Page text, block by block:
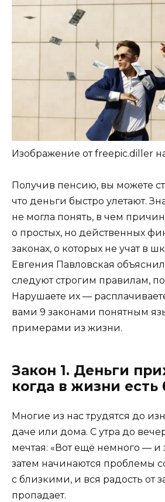
Изображение от freepic.diller
Получив пенсию, вы можете
что деньги быстро улетают.
не могла понять, в чем
о простых, но действенных
законах, о которых не учат в
Евгения Павловская
следуют строгим правилам,
Нарушаете их —
вами 9 законами понятным
примерами из жизни.
Закон 1. Деньги
когда в жизни есть
Многие из нас трудятся до
даче или дома. С утра до
мечтая: «Вот ещё немного — и
затем начинаются проблемы
с близкими, и вся радость от
пропадает.